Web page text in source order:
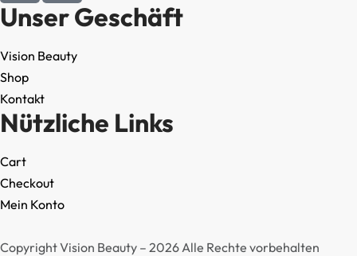
Unser Geschäft
Vision Beauty
Shop
Kontakt
Nützliche Links
Cart
Checkout
Mein Konto
Copyright Vision Beauty – 2026 Alle Rechte vorbehalten